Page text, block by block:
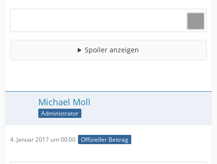
Spoiler anzeigen
Michael Moll
Administrator
4. Januar 2017 um 00:00 Offizieller Beitrag